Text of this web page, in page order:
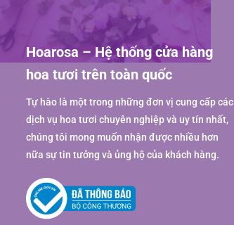
Hoarosa – Hệ thống cửa hàng
hoa tươi trên toàn quốc
Tự hào là một trong những đơn vị cung cấp các
dịch vụ hoa tươi chuyên nghiệp và uy tín nhất,
chúng tôi mong muốn nhận được nhiều hơn
nữa sự tin tưởng và ủng hộ của khách hàng.